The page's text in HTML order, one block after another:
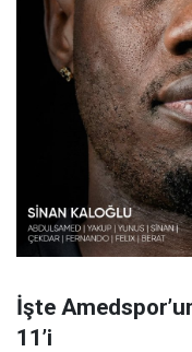
İşte
11’i